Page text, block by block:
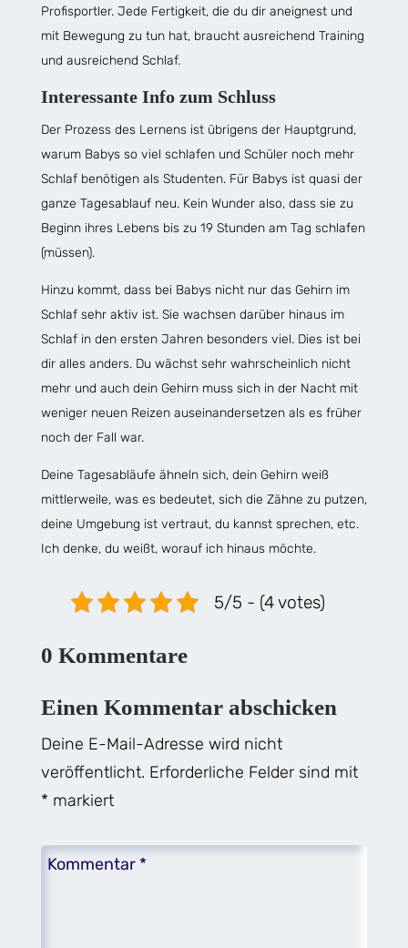
Profisportler. Jede Fertigkeit, die du dir aneignest und
mit Bewegung zu tun hat, braucht ausreichend Training
und ausreichend Schlaf.
Interessante Info zum Schluss
Der Prozess des Lernens ist übrigens der Hauptgrund,
warum Babys so viel schlafen und Schüler noch mehr
Schlaf benötigen als Studenten. Für Babys ist quasi der
ganze Tagesablauf neu. Kein Wunder also, dass sie zu
Beginn ihres Lebens bis zu 19 Stunden am Tag schlafen
(müssen).
Hinzu kommt, dass bei Babys nicht nur das Gehirn im
Schlaf sehr aktiv ist. Sie wachsen darüber hinaus im
Schlaf in den ersten Jahren besonders viel. Dies ist bei
dir alles anders. Du wächst sehr wahrscheinlich nicht
mehr und auch dein Gehirn muss sich in der Nacht mit
weniger neuen Reizen auseinandersetzen als es früher
noch der Fall war.
Deine Tagesabläufe ähneln sich, dein Gehirn weiß
mittlerweile, was es bedeutet, sich die Zähne zu putzen,
deine Umgebung ist vertraut, du kannst sprechen, etc.
Ich denke, du weißt, worauf ich hinaus möchte.
5/5 - (4 votes)
0 Kommentare
Einen Kommentar abschicken
Deine E-Mail-Adresse wird nicht
veröffentlicht. Erforderliche Felder sind mit
* markiert